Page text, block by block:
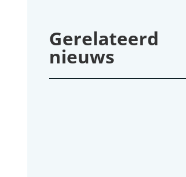
Gerelateerd
nieuws